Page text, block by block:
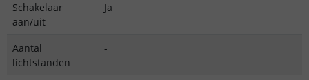
Schakelaar
aan/uit
Ja
Aantal
lichtstanden
-